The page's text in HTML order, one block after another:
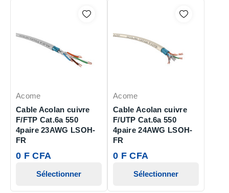
Acome
Cable Acolan cuivre
F/FTP Cat.6a 550
4paire 23AWG LSOH-
FR
0 F CFA
Sélectionner
Acome
Cable Acolan cuivre
F/UTP Cat.6a 550
4paire 24AWG LSOH-
FR
0 F CFA
Sélectionner